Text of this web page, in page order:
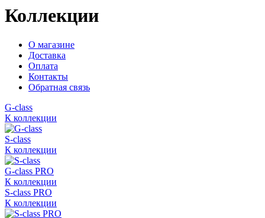
Коллекции
О магазине
Доставка
Оплата
Контакты
Обратная связь
G-class
К коллекции
S-class
К коллекции
G-class PRO
К коллекции
S-class PRO
К коллекции